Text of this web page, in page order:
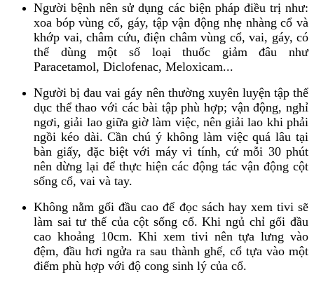
Người bệnh nên sử dụng các biện pháp điều trị như:
xoa bóp vùng cổ, gáy, tập vận động nhẹ nhàng cổ và
khớp vai, châm cứu, điện châm vùng cổ, vai, gáy, có
thể dùng một số loại thuốc giảm đâu như
Paracetamol, Diclofenac, Meloxicam...
Người bị đau vai gáy nên thường xuyên luyện tập thể
dục thể thao với các bài tập phù hợp; vận động, nghỉ
ngơi, giải lao giữa giờ làm việc, nên giải lao khi phải
ngồi kéo dài. Cần chú ý không làm việc quá lâu tại
bàn giấy, đặc biệt với máy vi tính, cứ mỗi 30 phút
nên dừng lại để thực hiện các động tác vận động cột
sống cổ, vai và tay.
Không nằm gối đầu cao để đọc sách hay xem tivi sẽ
làm sai tư thế của cột sống cổ. Khi ngủ chỉ gối đầu
cao khoảng 10cm. Khi xem tivi nên tựa lưng vào
đệm, đầu hơi ngửa ra sau thành ghế, cổ tựa vào một
điểm phù hợp với độ cong sinh lý của cổ.